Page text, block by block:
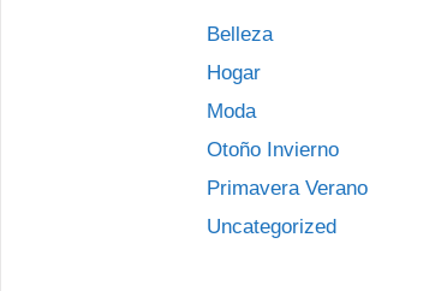
Belleza
Hogar
Moda
Otoño Invierno
Primavera Verano
Uncategorized